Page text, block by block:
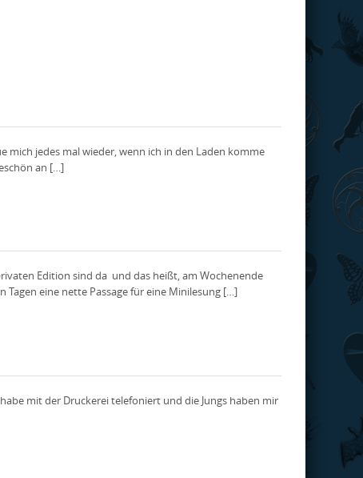
mich jedes mal wieder, wenn ich in den Laden komme
an […]
Edition sind da und das heißt, am Wochenende
eine nette Passage für eine Minilesung […]
mit der Druckerei telefoniert und die Jungs haben mir